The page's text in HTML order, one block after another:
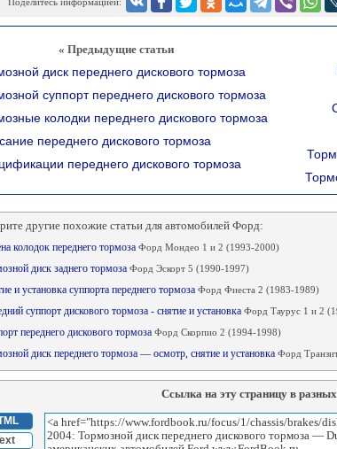
« Предыдущие статьи
диск переднего дискового тормоза
суппорт переднего дискового тормоза
колодки переднего дискового тормоза
переднего дискового тормоза
переднего дискового тормоза
другие похожие статьи для автомобилей Форд:
колодок переднего тормоза Форд Мондео 1 и 2 (1993-2000)
диск заднего тормоза Форд Эскорт 5 (1990-1997)
и установка суппорта переднего тормоза Форд Фиеста 2 (1983-1989)
суппорт дискового тормоза - снятие и установка Форд Таурус 1 и 2
переднего дискового тормоза Форд Скорпио 2 (1994-1998)
диск переднего тормоза — осмотр, снятие и установка Форд
Ссылка на эту страницу в